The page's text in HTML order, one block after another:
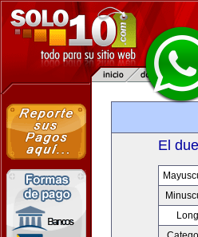
El